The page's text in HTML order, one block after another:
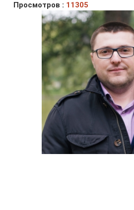
Просмотров : 11305